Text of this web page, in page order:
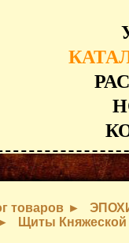
товаров
Щиты Княжеской